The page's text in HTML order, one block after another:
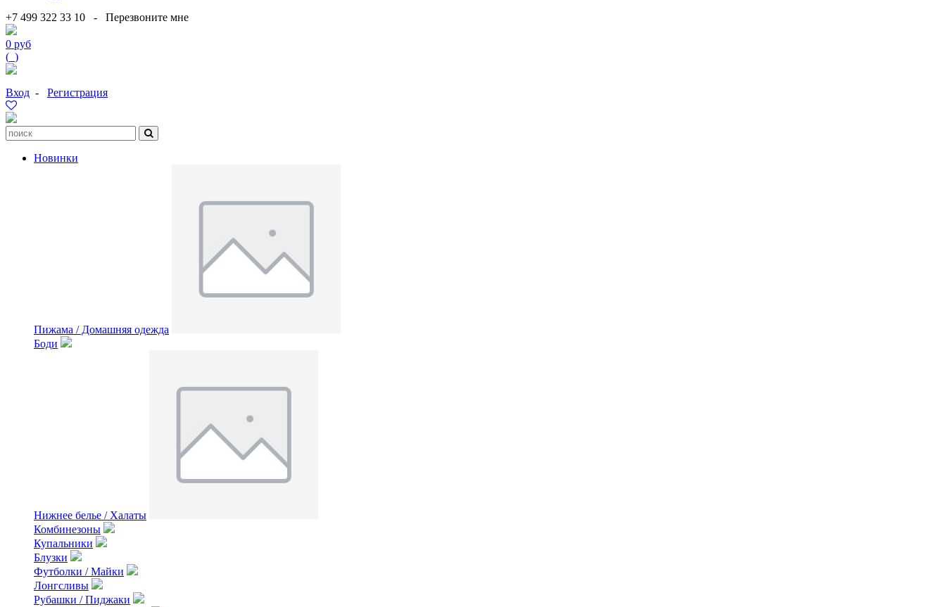
+7 499 322 33 10 - Перезвоните мне
0 руб
( )
Вход - Регистрация
Новинки
Пижама / Домашняя одежда
Боди
Нижнее белье / Халаты
Комбинезоны
Купальники
Блузки
Футболки / Майки
Лонгсливы
Рубашки / Пиджаки